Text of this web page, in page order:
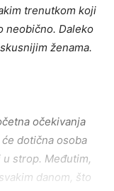
trenutkom koji
neobično. Daleko
ženama.
očekivanja
dotična osoba
strop. Međutim,
danom, što